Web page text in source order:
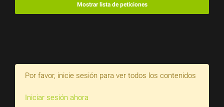
Mostrar lista de peticiones
Por favor, inicie sesión para ver todos los contenidos
Iniciar sesión ahora